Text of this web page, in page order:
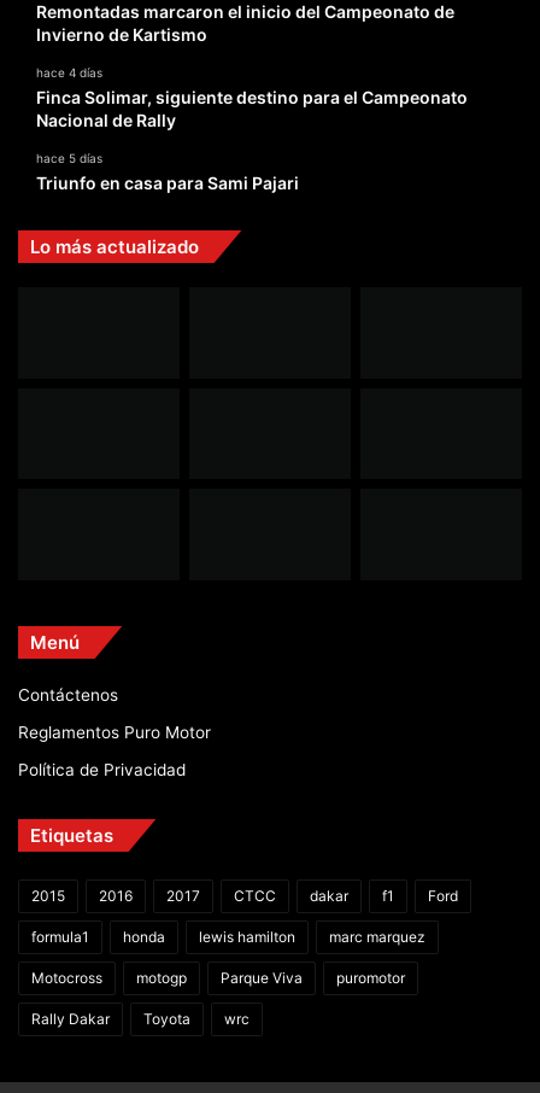
Remontadas marcaron el inicio del Campeonato de
Invierno de Kartismo
hace 4 días
Finca Solimar, siguiente destino para el Campeonato
Nacional de Rally
hace 5 días
Triunfo en casa para Sami Pajari
Lo más actualizado
Menú
Contáctenos
Reglamentos Puro Motor
Política de Privacidad
Etiquetas
2015 2016 2017 CTCC dakar f1 Ford
formula1 honda lewis hamilton marc marquez
Motocross motogp Parque Viva puromotor
Rally Dakar Toyota wrc